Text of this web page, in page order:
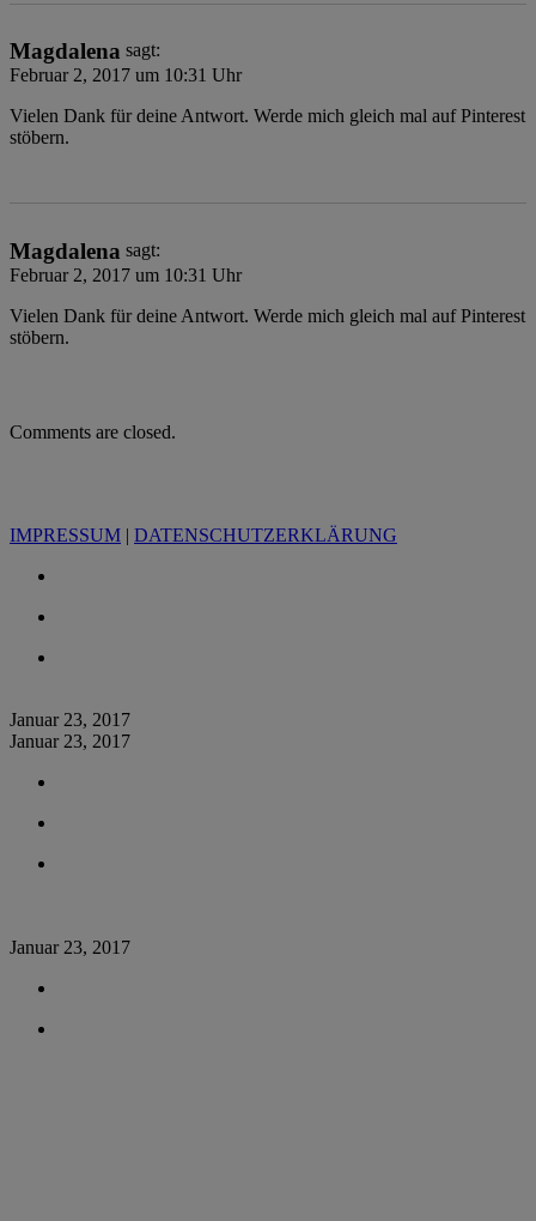
Magdalena sagt:
Februar 2, 2017 um 10:31 Uhr
Vielen Dank für deine Antwort. Werde mich gleich mal auf Pinterest
stöbern.
Magdalena sagt:
Februar 2, 2017 um 10:31 Uhr
Vielen Dank für deine Antwort. Werde mich gleich mal auf Pinterest
stöbern.
Comments are closed.
IMPRESSUM | DATENSCHUTZERKLÄRUNG
Januar 23, 2017
Januar 23, 2017
Januar 23, 2017